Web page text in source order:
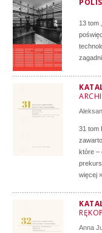
13 tom
31 tom
które –
więcej »
Anna